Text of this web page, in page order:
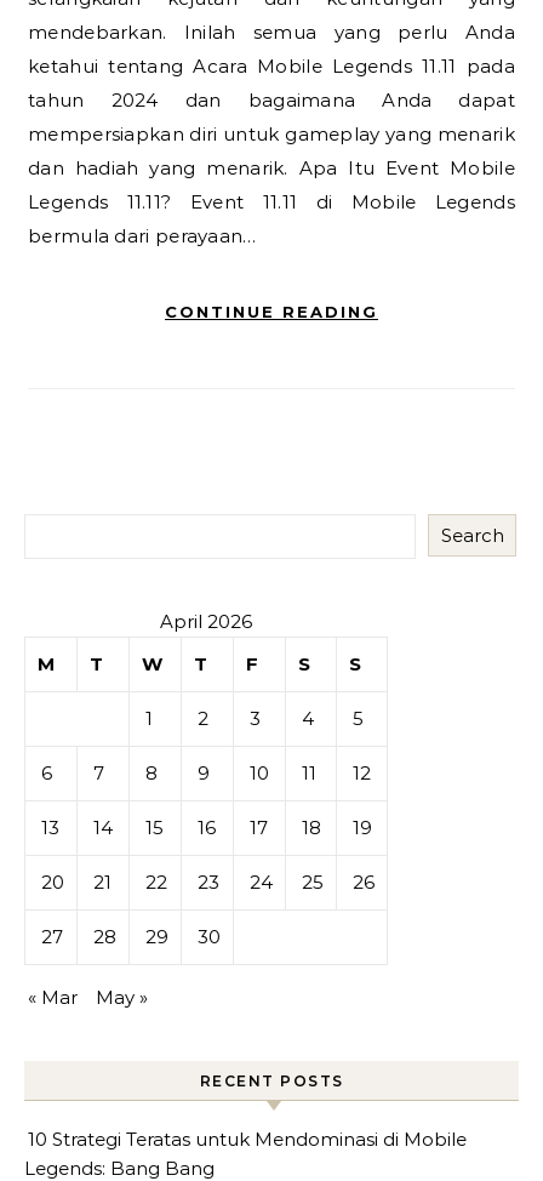
mendebarkan. Inilah semua yang perlu Anda
ketahui tentang Acara Mobile Legends 11.11 pada
tahun 2024 dan bagaimana Anda dapat
mempersiapkan diri untuk gameplay yang menarik
dan hadiah yang menarik. Apa Itu Event Mobile
Legends 11.11? Event 11.11 di Mobile Legends
bermula dari perayaan…
CONTINUE READING
Search
April 2026
M
T W T F S S
1 2 3 4 5
6 7 8 9 10 11 12
13 14 15 16 17 18 19
20 21 22 23 24 25 26
27 28 29 30
« Mar May »
RECENT POSTS
10 Strategi Teratas untuk Mendominasi di Mobile
Legends: Bang Bang